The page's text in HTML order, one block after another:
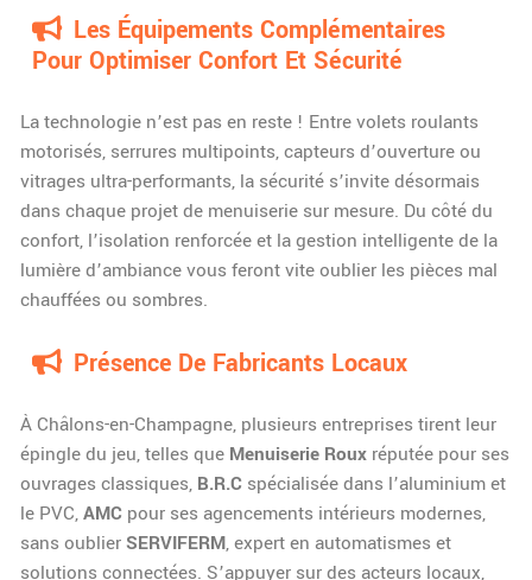
Les Équipements Complémentaires
Pour Optimiser Confort Et Sécurité
La technologie n’est pas en reste ! Entre volets roulants
motorisés, serrures multipoints, capteurs d’ouverture ou
vitrages ultra-performants, la sécurité s’invite désormais
dans chaque projet de menuiserie sur mesure. Du côté du
confort, l’isolation renforcée et la gestion intelligente de la
lumière d’ambiance vous feront vite oublier les pièces mal
chauffées ou sombres.
Présence De Fabricants Locaux
À Châlons-en-Champagne, plusieurs entreprises tirent leur
épingle du jeu, telles que Menuiserie Roux réputée pour ses
ouvrages classiques, B.R.C spécialisée dans l’aluminium et
le PVC,AMC pour ses agencements intérieurs modernes,
sans oublier SERVIFERM, expert en automatismes et
solutions connectées. S’appuyer sur des acteurs locaux,